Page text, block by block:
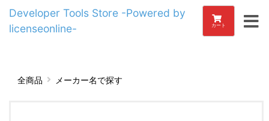
Developer Tools Store -Powered by
licenseonline-
カート
全商品 メーカー名で探す